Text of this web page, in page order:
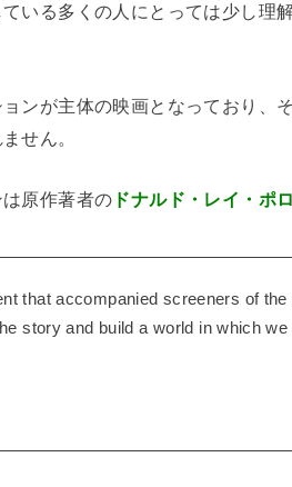
いる多くの人にとっては少し理
ンが主体の映画となっており、
せん。
原作著者の ドナルド・レイ・ポ
that accompanied screeners of
story and build a world in which we